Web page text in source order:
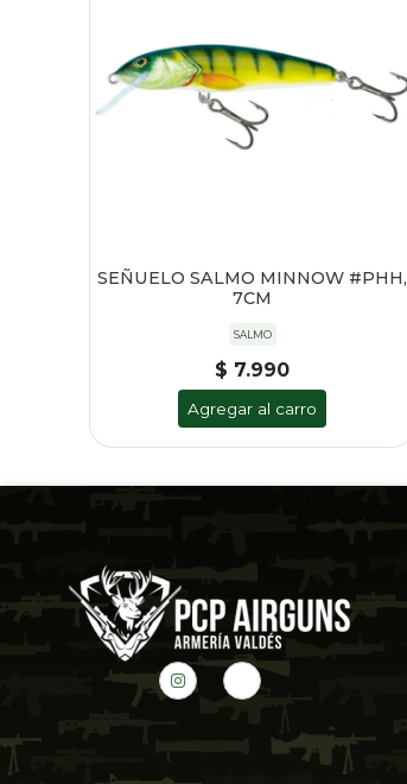
SEÑUELO SALMO MINNOW #PHH,
7CM
SALMO
$ 7.990
Agregar al carro